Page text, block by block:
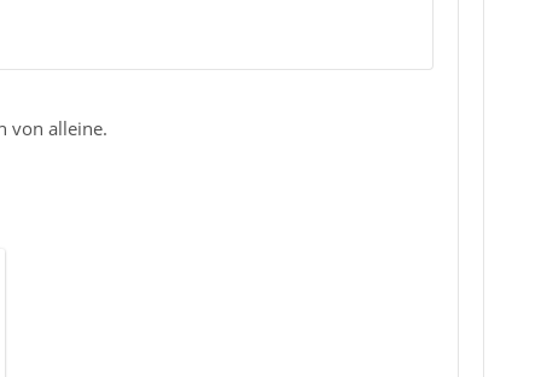
von alleine.